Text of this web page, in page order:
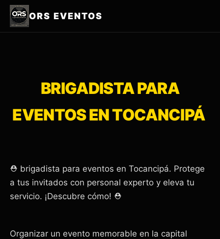
ORS EVENTOS
BRIGADISTA PARA
EVENTOS EN TOCANCIPÁ
⛑️ brigadista para eventos en Tocancipá. Protege
a tus invitados con personal experto y eleva tu
servicio. ¡Descubre cómo! ⛑️
Organizar un evento memorable en la capital